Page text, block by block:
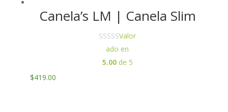
Canela’s LM | Canela Slim
Valor
ado en
5.00de 5
$419.00